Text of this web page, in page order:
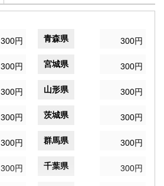
300円 青森県 300円
300円 宮城県 300円
300円 山形県 300円
300円 茨城県 300円
300円 群馬県 300円
300円 千葉県 300円